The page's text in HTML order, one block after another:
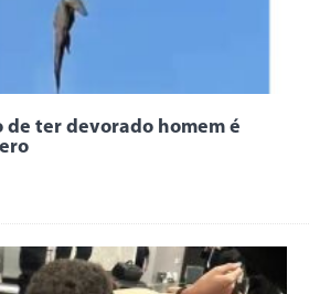
de ter devorado homem é